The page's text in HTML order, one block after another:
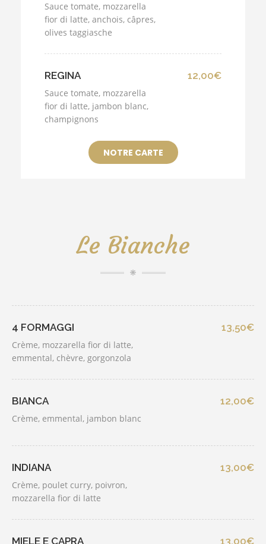
Sauce tomate, mozzarella
fior di latte, anchois, câpres,
olives taggiasche
REGINA
Sauce tomate, mozzarella
fior di latte, jambon blanc,
champignons
12,00€
NOTRE CARTE
Le Bianche
4 FORMAGGI
Crème, mozzarella fior di latte,
emmental, chèvre, gorgonzola
13,50€
BIANCA
Crème, emmental, jambon blanc
12,00€
INDIANA
Crème, poulet curry, poivron,
mozzarella fior di latte
13,00€
MIELE E CAPRA 13,00€